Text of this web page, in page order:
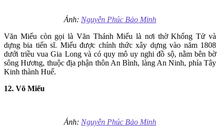
Ảnh: Nguyễn Phúc Bảo Minh
Văn Miếu còn gọi là Văn Thánh Miếu là nơi thờ Khổng Tử và
dựng bia tiến sĩ. Miếu được chính thức xây dựng vào năm 1808
dưới triều vua Gia Long và có quy mô uy nghi đồ sộ, nằm bên bờ
sông Hương, thuộc địa phận thôn An Bình, làng An Ninh, phía Tây
Kinh thành Huế.
12. Võ Miếu
Ảnh: Nguyễn Phúc Bảo Minh